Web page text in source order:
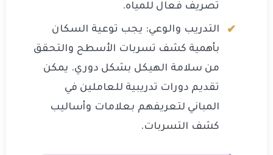
تصريف فعال للمياه.
التدريب والوعي: يجب توعية السكان
بأهمية كشف تسربات الأسطح والتحقق
من سلامة الهيكل بشكل دوري. يمكن
تقديم دورات تدريبية للعاملين في
المباني لتعريفهم بعلامات وأساليب
كشف التسربات.